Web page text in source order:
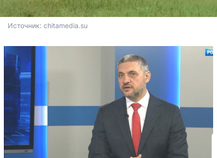
Источник: chitamedia.su